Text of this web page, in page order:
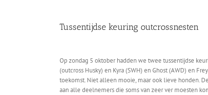
Tussentijdse keuring outcrossnesten
Op zondag 5 oktober hadden we twee tussentijdse
(outcross Husky) en Kyra (SWH) en Ghost (AWD) en
toekomst. Niet alleen mooie, maar ook lieve honden.
aan alle deelnemers die soms van zeer ver moesten